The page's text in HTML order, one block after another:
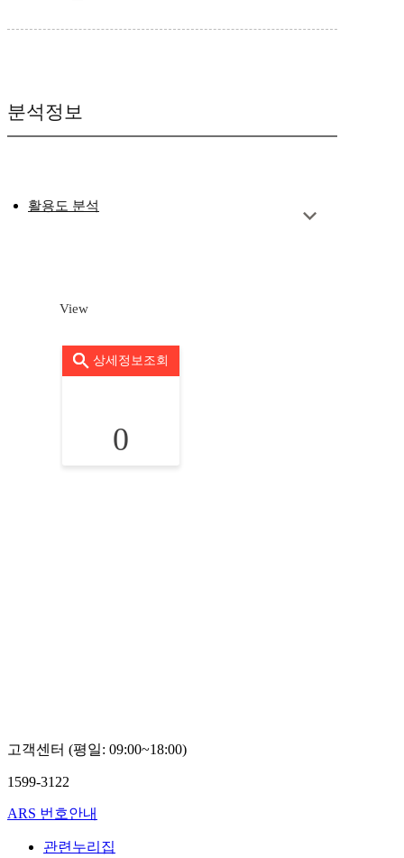
분석정보
활용도 분석
View
상세정보조회
0
고객센터 (평일: 09:00~18:00)
1599-3122
ARS 번호안내
관련누리집